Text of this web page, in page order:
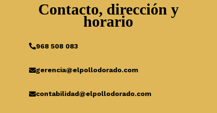
Contacto, dirección y
horario
968 508 083
gerencia@elpollodorado.com
contabilidad@elpollodorado.com